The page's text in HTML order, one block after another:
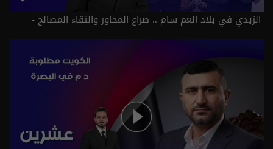
الزيدي في بلاد العم سام .. صراع المحاور والتقاء المصالح -
عشرين م٥ - الحلقة ٤٧ | الموسم 5